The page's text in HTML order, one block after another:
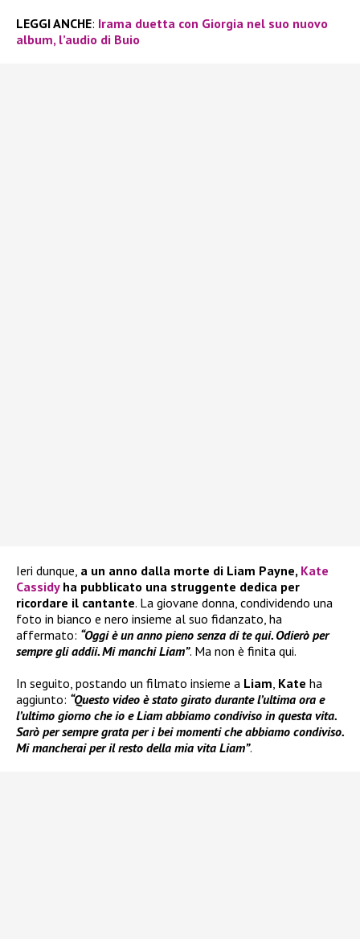
LEGGI ANCHE: Irama duetta con Giorgia nel suo nuovo
album, l’audio di Buio
Ieri dunque, a un anno dalla morte di Liam Payne, Kate
Cassidyha pubblicato una struggente dedica per
ricordare il cantante. La giovane donna, condividendo una
foto in bianco e nero insieme al suo fidanzato, ha
affermato: “Oggi è un anno pieno senza di te qui. Odierò per
sempre gli addii. Mi manchi Liam”. Ma non è finita qui.
In seguito, postando un filmato insieme a Liam Kate ha
aggiunto: “Questo video è stato girato durante l’ultima ora e
l’ultimo giorno che io e Liam abbiamo condiviso in questa vita.
Sarò per sempre grata per i bei momenti che abbiamo condiviso.
Mi mancherai per il resto della mia vita Liam”.